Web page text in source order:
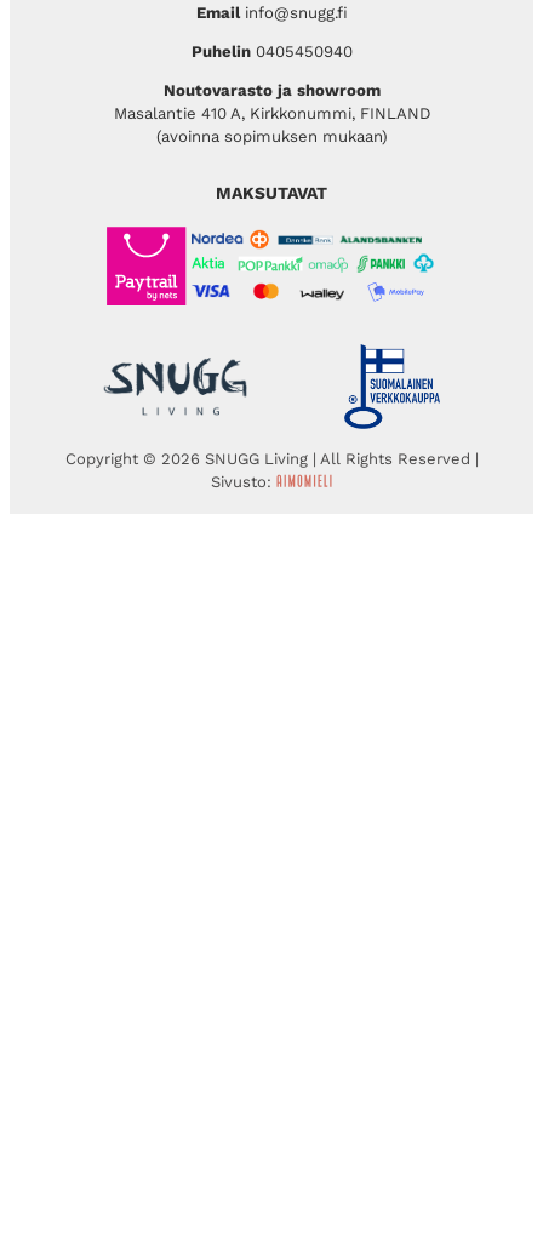
Emailinfo@snugg.fi
Puhelin 0405450940
Noutovarasto ja showroom
Masalantie 410 A, Kirkkonummi, FINLAND
(avoinna sopimuksen mukaan)
MAKSUTAVAT
Copyright © 2026 SNUGG Living | All Rights Reserved |
Sivusto: